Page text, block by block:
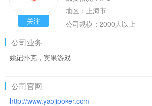
关注
地区：上海市
公司规模：2000人以上
公司业务
姚记扑克，宾果游戏
公司官网
http://www.yaojipoker.com